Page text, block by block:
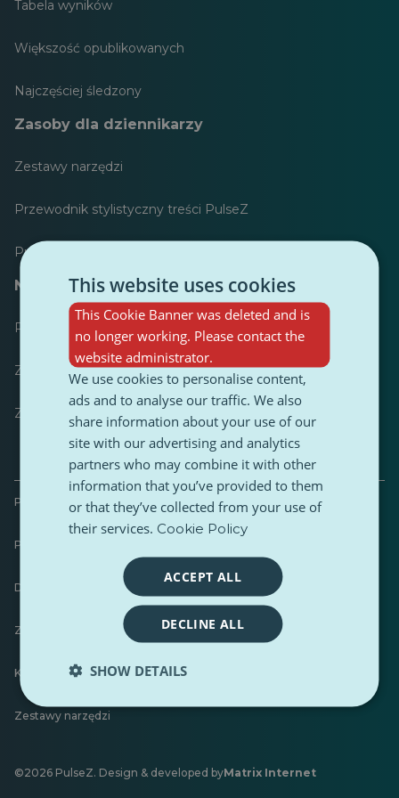
Tabela wyników
Większość opublikowanych
Najczęściej śledzony
Zasoby dla dziennikarzy
Zestawy narzędzi
Przewodnik stylistyczny treści PulseZ
Przewodnik po postach dla współtwórców PulseZ
Najczęściej zadawane pytania
Prześlij żądanie
Zgłoś problem
Zostaw opinię
Polityka prywatności
Polityka dotycząca plików cookie
Dostępność
Zasady i warunki
Karta Etyczna
Zestawy narzędzi
©2026 PulseZ. Design & developed byMatrix Internet
Otwiera
This website uses cookies
This Cookie Banner was deleted and is
no longer working. Please contact the
website administrator.
We use cookies to personalise content,
ads and to analyse our traffic. We also
share information about your use of our
site with our advertising and analytics
partners who may combine it with other
information that you’ve provided to them
or that they’ve collected from your use of
their services. Cookie Policy
ACCEPT ALL
DECLINE ALL
SHOW DETAILS